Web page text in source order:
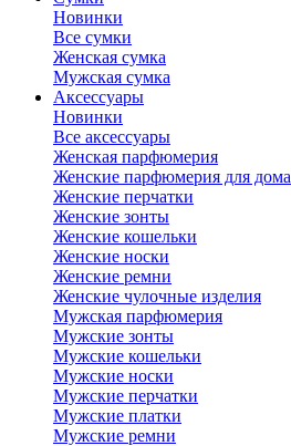
Новинки
Все сумки
Женская сумка
Мужская сумка
Аксессуары
Новинки
Все аксессуары
Женская парфюмерия
Женские парфюмерия для дома
Женские перчатки
Женские зонты
Женские кошельки
Женские носки
Женские ремни
Женские чулочные изделия
Мужская парфюмерия
Мужские зонты
Мужские кошельки
Мужские носки
Мужские перчатки
Мужские платки
Мужские ремни